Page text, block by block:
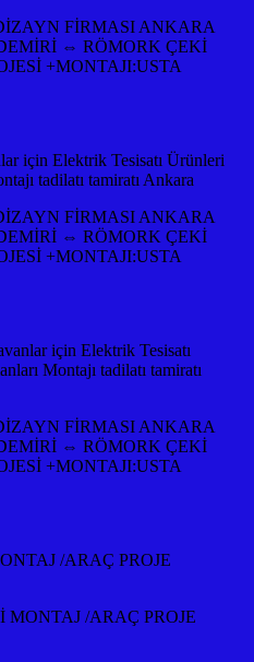
FİRMASI ANKARA
⇔ RÖMORK ÇEKİ
+MONTAJI:USTA
için Elektrik Tesisatı Ürünleri
tadilatı tamiratı Ankara
FİRMASI ANKARA
⇔ RÖMORK ÇEKİ
+MONTAJI:USTA
için Elektrik Tesisatı
Montajı tadilatı tamiratı
FİRMASI ANKARA
⇔ RÖMORK ÇEKİ
+MONTAJI:USTA
/ARAÇ PROJE
/ARAÇ PROJE